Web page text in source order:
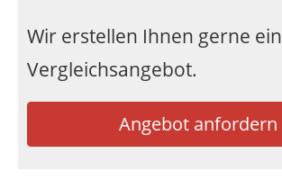
Wir erstellen Ihnen gerne ein
Vergleichsangebot.
Angebot anfordern